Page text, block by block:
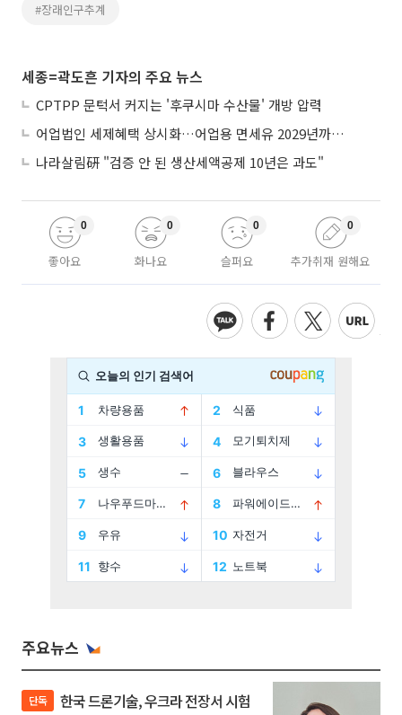
#장래인구추계
세종=곽도흔 기자의 주요 뉴스
CPTPP 문턱서 커지는 '후쿠시마 수산물' 개방 압력
어업법인 세제혜택 상시화…어업용 면세유 2029년까지 연장
나라살림硏 "검증 안 된 생산세액공제 10년은 과도"
좋아요
0
화나요
0
슬퍼요
0
추가취재 원해요
0
주요뉴스
단독